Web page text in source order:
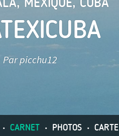
Par picchu12
• CARNET • PHOTOS • CARTE